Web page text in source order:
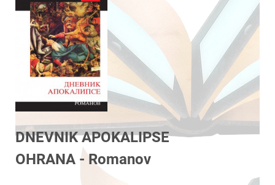
DNEVNIK APOKALIPSE
OHRANA - Romanov